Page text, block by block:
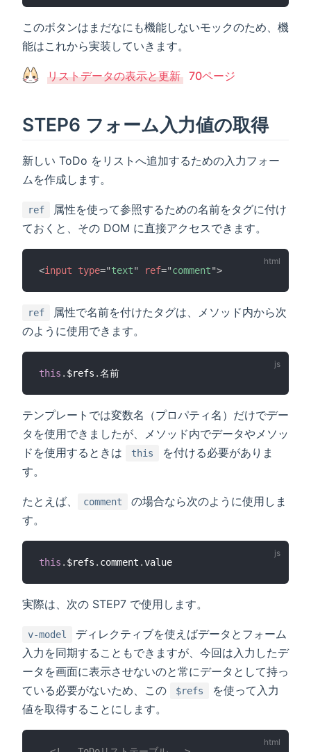
このボタンはまだなにも機能しないモックのため、機
能はこれから実装していきます。
リストデータの表示と更新 70ページ
STEP6 フォーム入力値の取得
新しい ToDo をリストへ追加するための入力フォー
ムを作成します。
ref
属性を使って参照するための名前をタグに付け
ておくと、その DOM に直接アクセスできます。
<input type="text" ref="comment">
ref
属性で名前を付けたタグは、メソッド内から次
のように使用できます。
this . $refs .
テンプレートでは変数名（プロパティ名）だけでデー
タを使用できましたが、メソッド内でデータやメソッ
ドを使用するときは
this
を付ける必要がありま
す。
たとえば、 comment
の場合なら次のように使用しま
す。
this . $refs . comment .
実際は、次の STEP7 で使用します。
v-model
ディレクティブを使えばデータとフォーム
入力を同期することもできますが、今回は入力したデ
ータを画面に表示させないのと常にデータとして持っ
ている必要がないため、この
$refs
を使って入力
値を取得することにします。